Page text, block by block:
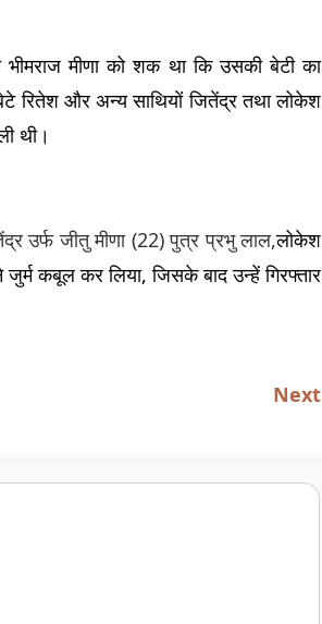
मीणा को शक था कि उसकी बेटी का
और अन्य साथियों जितेंद्र तथा लोकेश
थी।
उर्फ जीतु मीणा (22) पुत्र प्रभु लाल,लोकेश
कबूल कर लिया, जिसके बाद उन्हें गिरफ्तार
Next